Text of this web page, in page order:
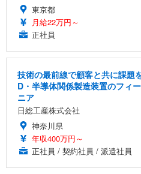
東京都
月給22万円～
正社員
技術の最前線で顧客と共に課題
D・半導体関係製造装置のフィ
ニア
日総工産株式会社
神奈川県
年収400万円～
正社員 / 契約社員 / 派遣社員